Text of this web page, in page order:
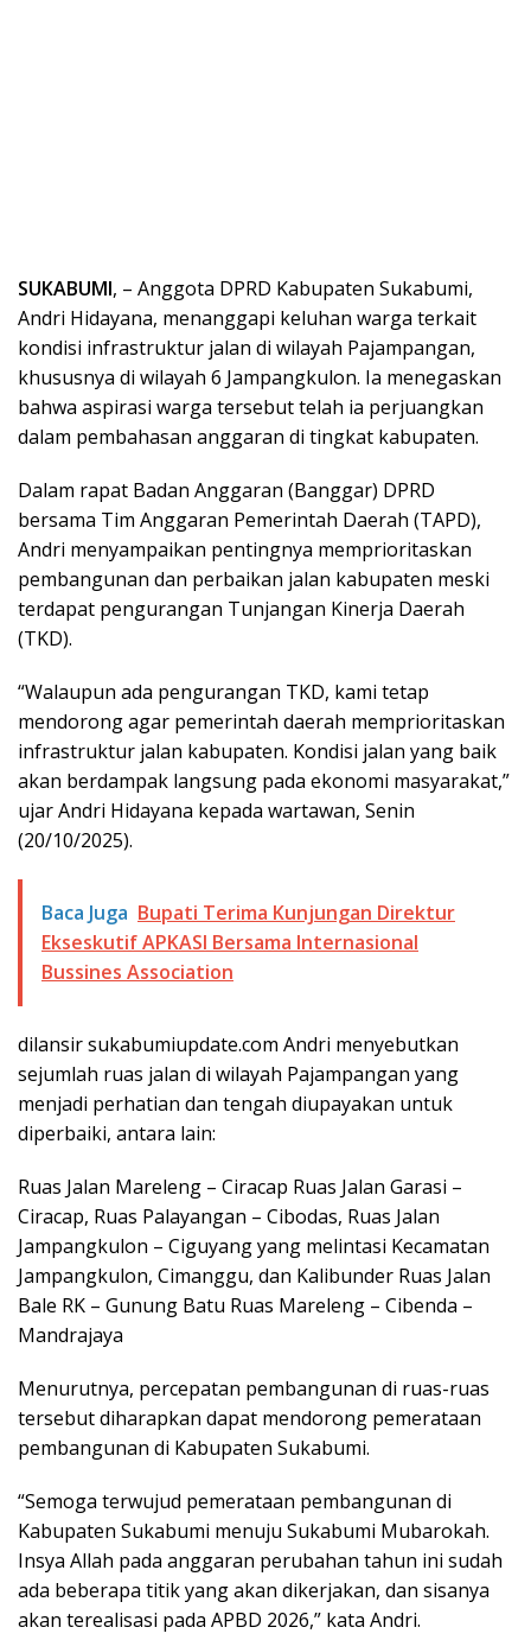
SUKABUMI, – Anggota DPRD Kabupaten Sukabumi,
Andri Hidayana, menanggapi keluhan warga terkait
kondisi infrastruktur jalan di wilayah Pajampangan,
khususnya di wilayah 6 Jampangkulon. Ia menegaskan
bahwa aspirasi warga tersebut telah ia perjuangkan
dalam pembahasan anggaran di tingkat kabupaten.
Dalam rapat Badan Anggaran (Banggar) DPRD
bersama Tim Anggaran Pemerintah Daerah (TAPD),
Andri menyampaikan pentingnya memprioritaskan
pembangunan dan perbaikan jalan kabupaten meski
terdapat pengurangan Tunjangan Kinerja Daerah
(TKD).
“Walaupun ada pengurangan TKD, kami tetap
mendorong agar pemerintah daerah memprioritaskan
infrastruktur jalan kabupaten. Kondisi jalan yang baik
akan berdampak langsung pada ekonomi masyarakat,”
ujar Andri Hidayana kepada wartawan, Senin
(20/10/2025).
Baca Juga Bupati Terima Kunjungan Direktur
Ekseskutif APKASI Bersama Internasional
Bussines Association
dilansir sukabumiupdate.com Andri menyebutkan
sejumlah ruas jalan di wilayah Pajampangan yang
menjadi perhatian dan tengah diupayakan untuk
diperbaiki, antara lain:
Ruas Jalan Mareleng – Ciracap Ruas Jalan Garasi –
Ciracap, Ruas Palayangan – Cibodas, Ruas Jalan
Jampangkulon – Ciguyang yang melintasi Kecamatan
Jampangkulon, Cimanggu, dan Kalibunder Ruas Jalan
Bale RK – Gunung Batu Ruas Mareleng – Cibenda –
Mandrajaya
Menurutnya, percepatan pembangunan di ruas-ruas
tersebut diharapkan dapat mendorong pemerataan
pembangunan di Kabupaten Sukabumi.
“Semoga terwujud pemerataan pembangunan di
Kabupaten Sukabumi menuju Sukabumi Mubarokah.
Insya Allah pada anggaran perubahan tahun ini sudah
ada beberapa titik yang akan dikerjakan, dan sisanya
akan terealisasi pada APBD 2026,” kata Andri.